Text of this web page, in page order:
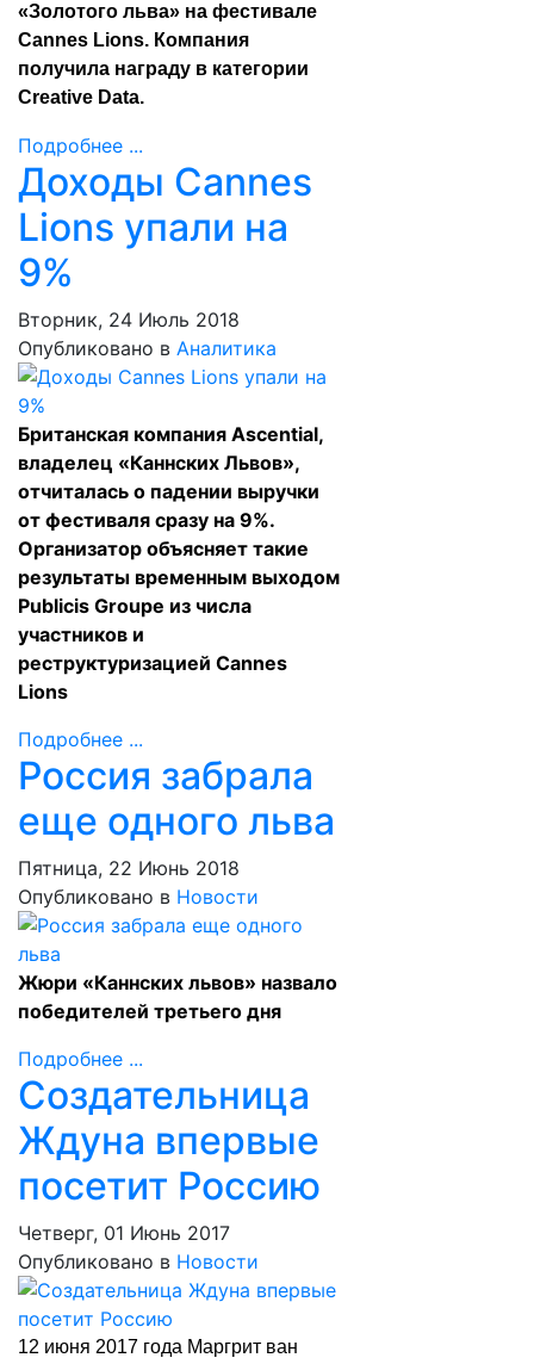
«Золотого льва» на фестивале
Cannes Lions. Компания
получила награду в категории
Creative Data.
Подробнее ...
Доходы Cannes
Lions упали на
9%
Вторник, 24 Июль 2018
Опубликовано в Аналитика
Британская компания Ascential,
владелец «Каннских Львов»,
отчиталась о падении выручки
от фестиваля сразу на 9%.
Организатор объясняет такие
результаты временным выходом
Publicis Groupe из числа
участников и
реструктуризацией Cannes
Lions
Подробнее ...
Россия забрала
еще одного льва
Пятница, 22 Июнь 2018
Опубликовано в Новости
Жюри «Каннских львов» назвало
победителей третьего дня
Подробнее ...
Создательница
Ждуна впервые
посетит Россию
Четверг, 01 Июнь 2017
Опубликовано в Новости
12 июня 2017 года Маргрит ван